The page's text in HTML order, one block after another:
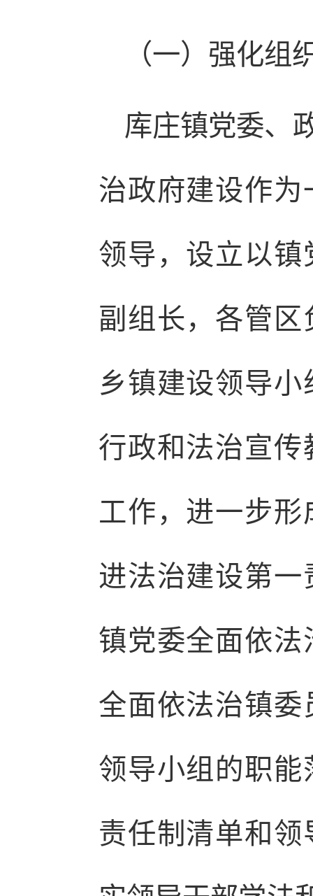
（一）强化组
库庄镇党委、
治政府建设作
领导，设立以
副组长，各管
乡镇建设领导
行政和法治宣
工作，进一步
进法治建设第
镇党委全面依
全面依法治镇
领导小组的职
责任制清单和